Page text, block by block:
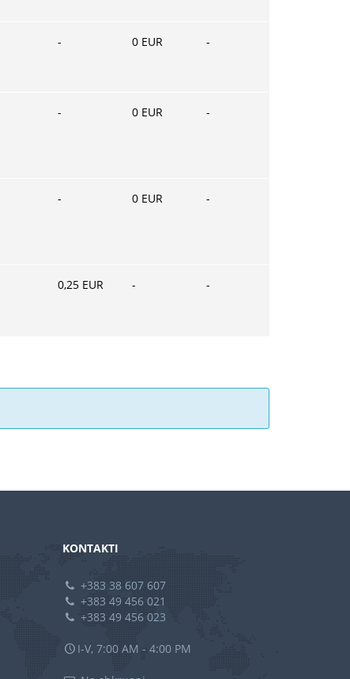
- 0 EUR -
- 0 EUR -
- 0 EUR -
0,25 EUR - -
KONTAKTI
+383 38 607 607
+383 49 456 021
+383 49 456 023
I-V, 7:00 AM - 4:00 PM